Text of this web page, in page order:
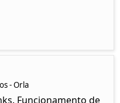
- Orla
Funcionamento de